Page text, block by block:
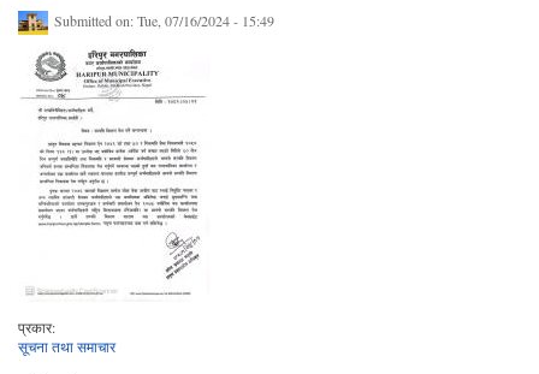
Submitted on:Tue, 07/16/2024 - 15:49
प्रकार:
सूचना तथा समाचार